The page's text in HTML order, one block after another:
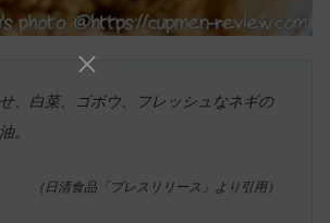
、白菜、ゴボウ、フレッシュなネギの
。
（日清食品「プレスリリース」より引用）